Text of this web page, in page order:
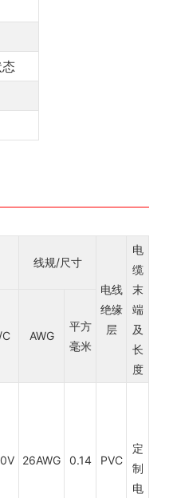
线规/尺寸
电线
绝缘
层
电
缆
末
端
及
长
度
C AWG
平方
毫米
26AWG 0.14 PVC
定
制
电